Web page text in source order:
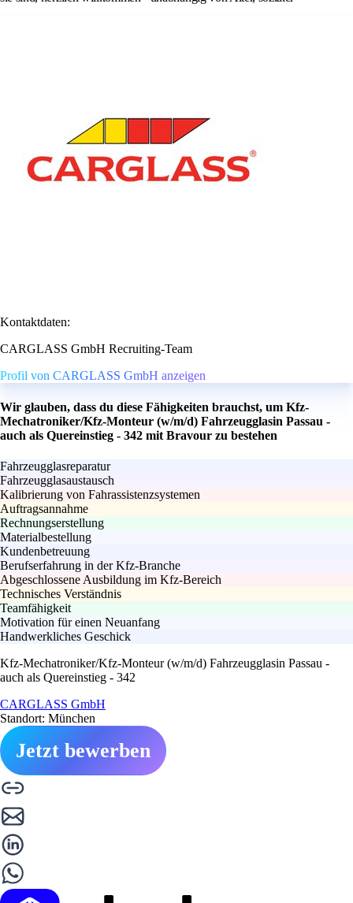
Kontaktdaten:
CARGLASS GmbH Recruiting-Team
Profil von CARGLASS GmbH anzeigen
Wir glauben, dass du diese Fähigkeiten brauchst, um Kfz-
Mechatroniker/Kfz-Monteur (w/m/d) Fahrzeugglasin Passau -
auch als Quereinstieg - 342 mit Bravour zu bestehen
Fahrzeugglasreparatur
Fahrzeugglasaustausch
Kalibrierung von Fahrassistenzsystemen
Auftragsannahme
Rechnungserstellung
Materialbestellung
Kundenbetreuung
Berufserfahrung in der Kfz-Branche
Abgeschlossene Ausbildung im Kfz-Bereich
Technisches Verständnis
Teamfähigkeit
Motivation für einen Neuanfang
Handwerkliches Geschick
Kfz-Mechatroniker/Kfz-Monteur (w/m/d) Fahrzeugglasin Passau -
auch als Quereinstieg - 342
CARGLASS GmbH
Standort: München
Jetzt bewerben